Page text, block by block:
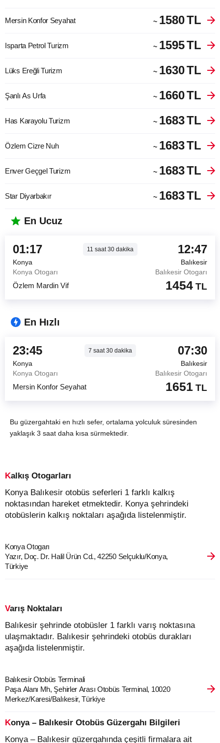
Mersin Konfor Seyahat ~ 1580TL
Isparta Petrol Turizm ~ 1595TL
Lüks Ereğli Turizm ~ 1630TL
Şanlı As Urfa ~ 1660TL
Has Karayolu Turizm ~ 1683TL
Özlem Cizre Nuh ~ 1683TL
Enver Geçgel Turizm ~ 1683TL
Star Diyarbakır ~ 1683TL
En Ucuz
01:17 11 saat30dakika 12:47
Konya
Balıkesir
Konya Otogarı
Balıkesir Otogarı
Özlem Mardin Vif 1454 TL
En Hızlı
23:45 7 saat30dakika 07:30
Konya
Balıkesir
Konya Otogarı
Balıkesir Otogarı
Mersin Konfor Seyahat 1651 TL
Bu güzergahtaki en hızlı sefer, ortalama yolculuk süresinden
yaklaşık 3 saat daha kısa sürmektedir.
Kalkış Otogarları
Konya Balıkesir otobüs seferleri 1 farklı kalkış
noktasından hareket etmektedir. Konya şehrindeki
otobüslerin kalkış noktaları aşağıda listelenmiştir.
Konya Otogarı
Yazır, Doç. Dr. Halil Ürün Cd., 42250 Selçuklu/Konya,
Türkiye
Varış Noktaları
Balıkesir şehrinde otobüsler 1 farklı varış noktasına
ulaşmaktadır. Balıkesir şehrindeki otobüs durakları
aşağıda listelenmiştir.
Balıkesir Otobüs Terminali
Paşa Alanı Mh, Şehirler Arası Otobüs Terminal, 10020
Merkez/Karesi/Balıkesir, Türkiye
Konya – Balıkesir Otobüs Güzergahı Bilgileri
Konya – Balıkesir güzergahında çeşitli firmalara ait